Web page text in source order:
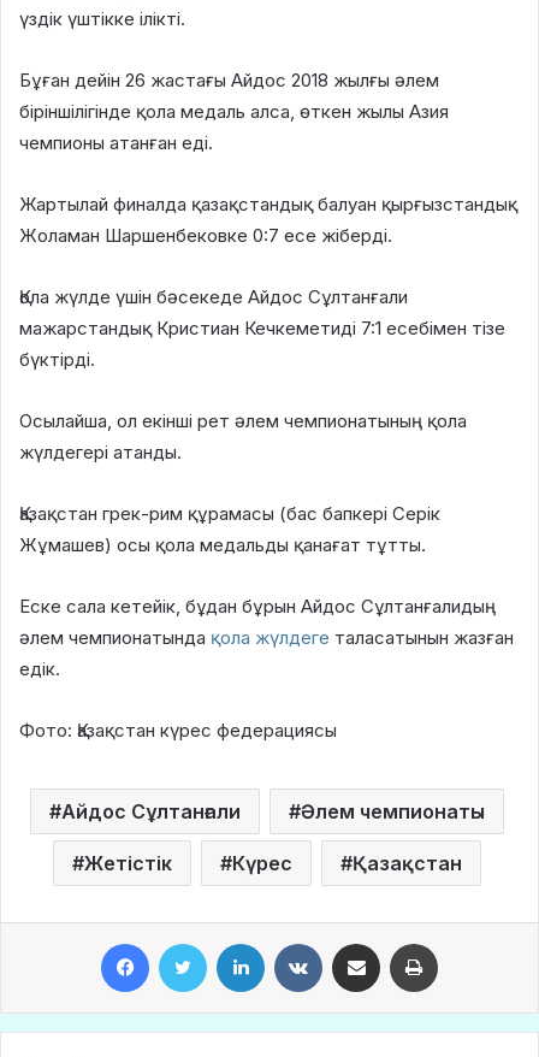
үздік үштікке ілікті.
Бұған дейін 26 жастағы Айдос 2018 жылғы әлем
біріншілігінде қола медаль алса, өткен жылы Азия
чемпионы атанған еді.
Жартылай финалда қазақстандық балуан қырғызстандық
Жоламан Шаршенбековке 0:7 есе жіберді.
Қола жүлде үшін бәсекеде Айдос Сұлтанғали
мажарстандық Кристиан Кечкеметиді 7:1 есебімен тізе
бүктірді.
Осылайша, ол екінші рет әлем чемпионатының қола
жүлдегері атанды.
Қазақстан грек-рим құрамасы (бас бапкері Серік
Жұмашев) осы қола медальды қанағат тұтты.
Еске сала кетейік, бұдан бұрын Айдос Сұлтанғалидың
әлем чемпионатында қола жүлдеге таласатынын жазған
едік.
Фото: Қазақстан күрес федерациясы
Айдос Сұлтанғали Әлем чемпионаты
Жетістік Күрес Қазақстан